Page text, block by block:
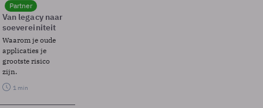
Partner
Van legacy naar
soevereiniteit
Waarom je oude
applicaties je
grootste risico
zijn.
1 min